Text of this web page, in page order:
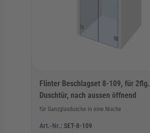
Flinter Beschlagset 8-109, für 2flg.
Duschtür, nach aussen öffnend
für Ganzglasdusche in eine Nische
Art.-Nr.: SET-8-109